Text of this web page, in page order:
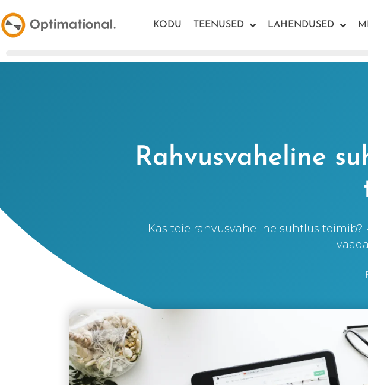
KODU TEENUSED LAHENDUSED
Rahvusvaheline
Kas teie rahvusvaheline suhtlus